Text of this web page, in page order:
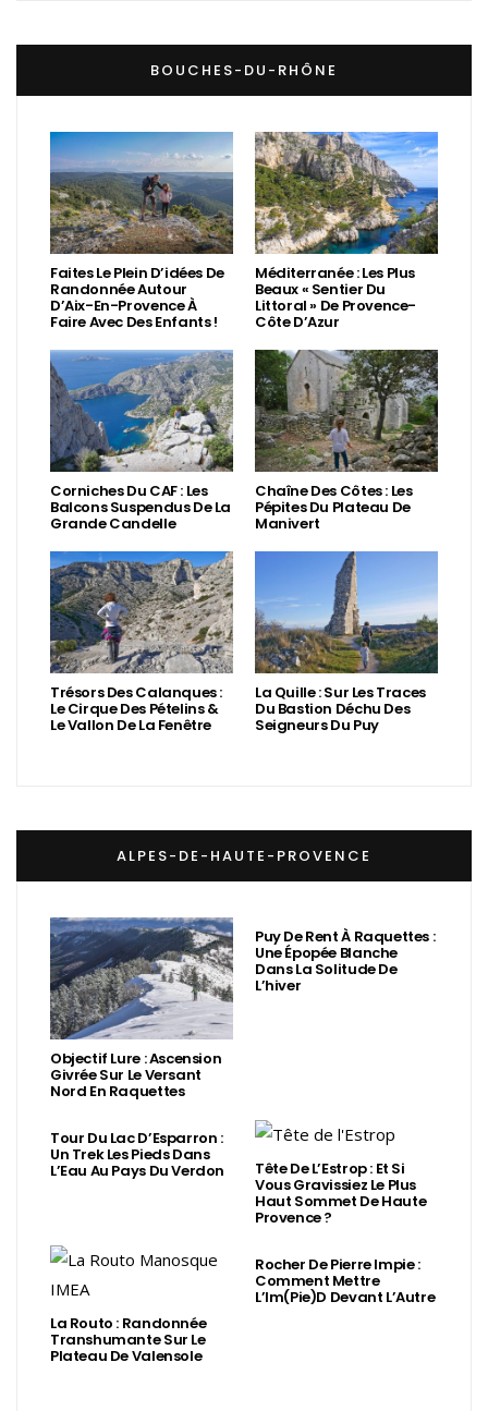
BOUCHES-DU-RHÔNE
Faites Le Plein D’idées De
Randonnée Autour
D’Aix-En-Provence À
Faire Avec Des Enfants !
Méditerranée : Les Plus
Beaux « Sentier Du
Littoral » De Provence-
Côte D’Azur
Corniches Du CAF : Les
Balcons Suspendus De La
Grande Candelle
Chaîne Des Côtes : Les
Pépites Du Plateau De
Manivert
Trésors Des Calanques :
Le Cirque Des Pételins &
Le Vallon De La Fenêtre
La Quille : Sur Les Traces
Du Bastion Déchu Des
Seigneurs Du Puy
ALPES-DE-HAUTE-PROVENCE
Objectif Lure : Ascension
Givrée Sur Le Versant
Nord En Raquettes
Puy De Rent À Raquettes :
Une Épopée Blanche
Dans La Solitude De
L’hiver
Tour Du Lac D’Esparron :
Un Trek Les Pieds Dans
L’Eau Au Pays Du Verdon Tête De L’Estrop : Et Si
Vous Gravissiez Le Plus
Haut Sommet De Haute
Provence ?
La Routo : Randonnée
Transhumante Sur Le
Plateau De Valensole
Rocher De Pierre Impie :
Comment Mettre
L’Im(Pie)d Devant L’Autre